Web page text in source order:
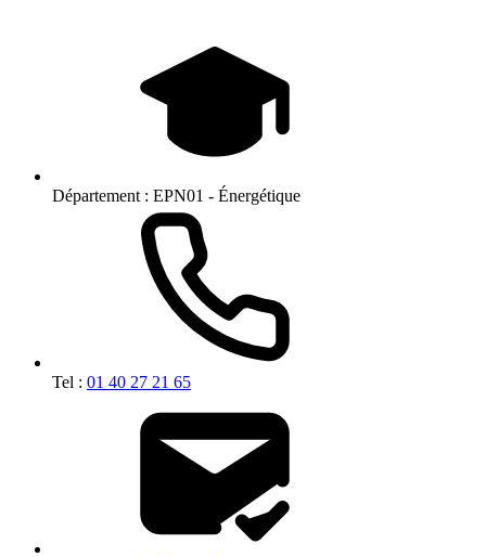
Département : EPN01 - Énergétique
Tel : 01 40 27 21 65